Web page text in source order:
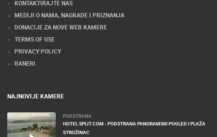
KONTAKTIRAJTE NAS
MEDIJI O NAMA, NAGRADE I PRIZNANJA
DONACIJE ZA NOVE WEB KAMERE
TERMS OF USE
PRIVACY POLICY
BANERI
NAJNOVIJE KAMERE
PODSTRANA
HOTEL SPLIT.COM - PODSTRANA PANORAMSKI POGLED I PLAŽA
STROŽINAC